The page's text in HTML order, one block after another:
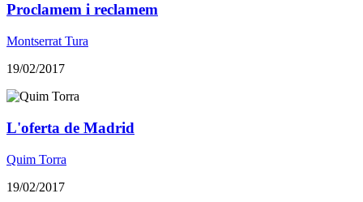
Proclamem i reclamem
Montserrat Tura
19/02/2017
L'oferta de Madrid
Quim Torra
19/02/2017